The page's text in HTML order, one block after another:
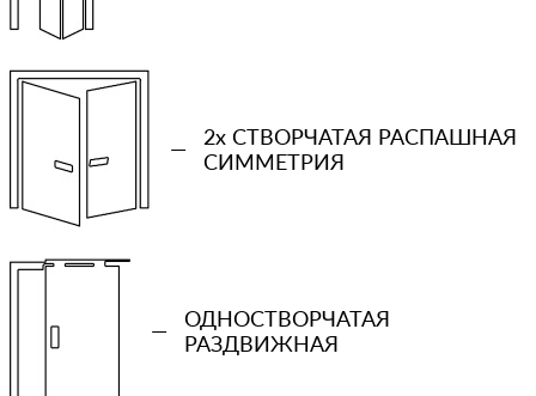
—
2x СТВОРЧАТАЯ РАСПАШНАЯ
СИММЕТРИЯ
—
ОДНОСТВОРЧАТАЯ
РАЗДВИЖНАЯ
+7 (931) 913-51-83